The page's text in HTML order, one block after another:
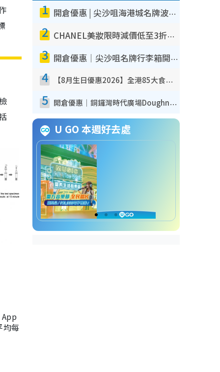
均每
1 開倉優惠 | 尖沙咀海港城名牌波鞋開倉低至1折！On鞋$899起／Joy&Peace鞋履$98起
2 CHANEL美妝限時減價低至3折！人氣粉底/唇膏/精華液低至$275！COCO香水都有平
3 開倉優惠｜尖沙咀名牌行李箱開倉低至4折！一連5日 American Tourister/ace./Hallmark $200起！
4 【8月生日優惠2026】全港85大食買玩著數攻略 自助餐/火鍋放題同行免費＋誠品/DONKI送現金券
5 開倉優惠｜銅鑼灣時代廣場Doughnut/Campo Marzio開倉低至1折！背囊、書包、手袋劈價$200起
U GO 本週好去處